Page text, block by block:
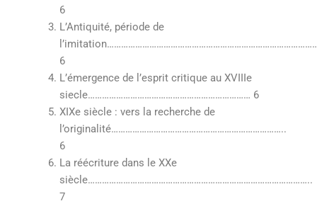
6
L’Antiquité, période de
6
L’émergence de l’esprit critique au XVIIIe
siecle…………………………………………………………… 6
XIXe siècle : vers la recherche de
l’originalité………………………………………………………………..
6
La réécriture dans le XXe
siècle…………………………………………………………………………………..
7